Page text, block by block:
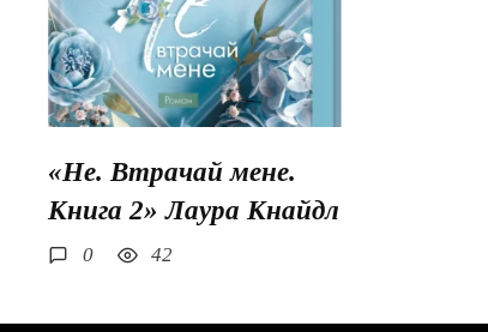
«Не. Втрачай мене.
Книга 2» Лаура Кнайдл
0 42